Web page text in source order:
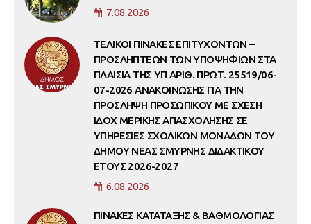
7.08.2026
ΤΕΛΙΚΟΙ ΠΙΝΑΚΕΣ ΕΠΙΤΥΧΟΝΤΩΝ –
ΠΡΟΣΛΗΠΤΕΩΝ ΤΩΝ ΥΠΟΨΗΦΙΩΝ ΣΤΑ
ΠΛΑΙΣΙΑ ΤΗΣ ΥΠ ΑΡΙΘ. ΠΡΩΤ. 25519/06-
07-2026 ΑΝΑΚΟΙΝΩΣΗΣ ΓΙΑ ΤΗΝ
ΠΡΟΣΛΗΨΗ ΠΡΟΣΩΠΙΚΟΥ ΜΕ ΣΧΕΣΗ
ΙΔΟΧ ΜΕΡΙΚΗΣ ΑΠΑΣΧΟΛΗΣΗΣ ΣΕ
ΥΠΗΡΕΣΙΕΣ ΣΧΟΛΙΚΩΝ ΜΟΝΑΔΩΝ ΤΟΥ
ΔΗΜΟΥ ΝΕΑΣ ΣΜΥΡΝΗΣ ΔΙΔΑΚΤΙΚΟΥ
ΕΤΟΥΣ 2026-2027
6.08.2026
ΠΙΝΑΚΕΣ ΚΑΤΑΤΑΞΗΣ & ΒΑΘΜΟΛΟΓΙΑΣ